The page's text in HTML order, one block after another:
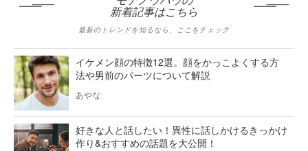
新着記事はこちら
最新のトレンドを知るなら、ここをチェック
イケメン顔の特徴12選。顔をかっこよくする方
法や男前のパーツについて解説
あやな
好きな人と話したい！異性に話しかけるきっかけ
作り&おすすめの話題を大公開！